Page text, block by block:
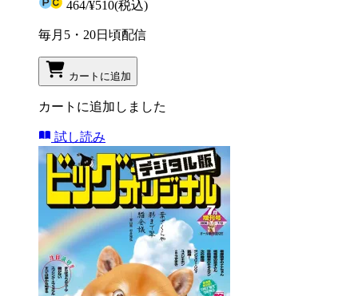
464/¥510(税込)
毎月5・20日頃配信
カートに追加
カートに追加しました
試し読み